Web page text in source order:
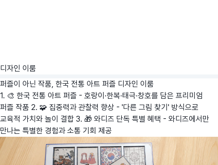
디자인 이룸
퍼즐이 아닌 작품, 한국 전통 아트 퍼즐 디자인 이룸
1. 🎨 한국 전통 아트 퍼즐 - 호랑이·한복·태극·창호를 담은 프리미엄
퍼즐 작품 2. 🧩 집중력과 관찰력 향상 - '다른 그림 찾기' 방식으로
교육적 가치와 놀이 결합 3. 🎁 와디즈 단독 특별 혜택 - 와디즈에서만
만나는 특별한 경험과 소통 기회 제공